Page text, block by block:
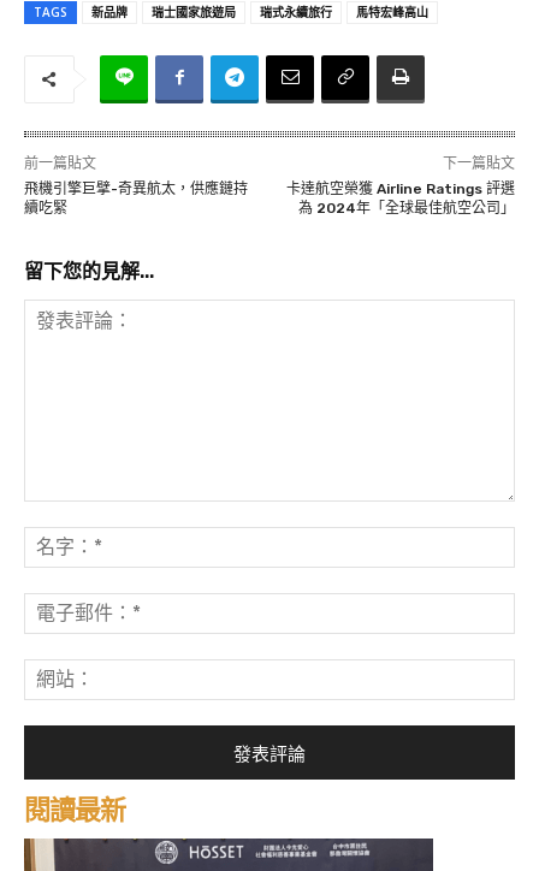
TAGS 新品牌 瑞士國家旅遊局 瑞式永續旅行 馬特宏峰高山
前一篇貼文
飛機引擎巨擘-奇異航太，供應鏈持
續吃緊
下一篇貼文
卡達航空榮獲 Airline Ratings 評選
為 2024年「全球最佳航空公司」
留下您的見解...
表
評
論：
字
*
子
郵
*站
閱讀最新